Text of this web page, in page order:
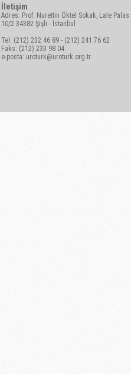
İletişim
Adres: Prof. Nurettin Öktel Sokak, Lale Palas
10/2 34382 Şişli - İstanbul
Tel: (212) 232 46 89 - (212) 241 76 62
Faks: (212) 233 98 04
e-posta: uroturk@uroturk.org.tr